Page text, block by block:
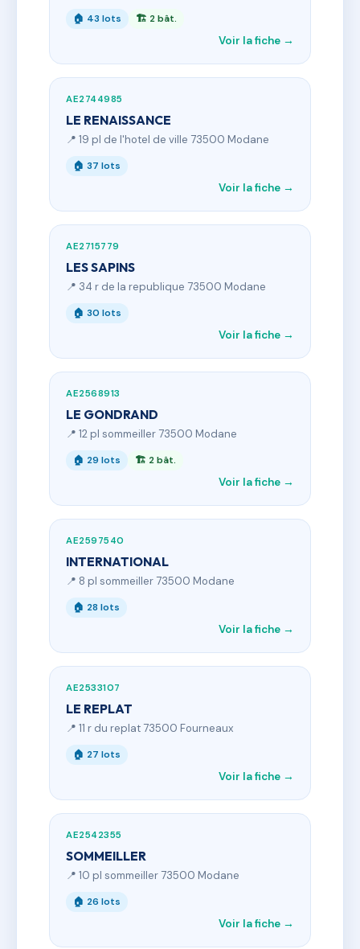
🏠 43 lots 🏗 2 bât.
Voir la fiche →
AE2744985
LE RENAISSANCE
📍 19 pl de l'hotel de ville 73500 Modane
🏠 37 lots
Voir la fiche →
AE2715779
LES SAPINS
📍 34 r de la republique 73500 Modane
🏠 30 lots
Voir la fiche →
AE2568913
LE GONDRAND
📍 12 pl sommeiller 73500 Modane
🏠 29 lots 🏗 2 bât.
Voir la fiche →
AE2597540
INTERNATIONAL
📍 8 pl sommeiller 73500 Modane
🏠 28 lots
Voir la fiche →
AE2533107
LE REPLAT
📍 11 r du replat 73500 Fourneaux
🏠 27 lots
Voir la fiche →
AE2542355
SOMMEILLER
📍 10 pl sommeiller 73500 Modane
🏠 26 lots
Voir la fiche →